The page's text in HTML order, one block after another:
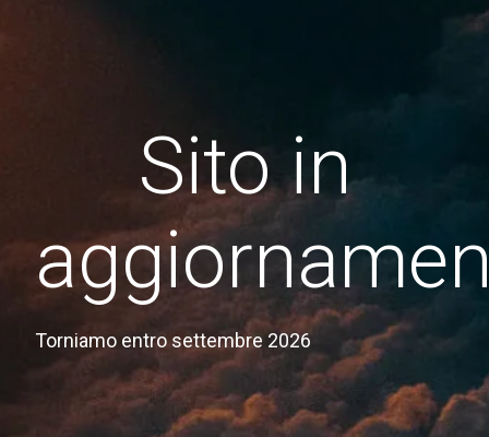
Sito in
Torniamo entro settembre 2026